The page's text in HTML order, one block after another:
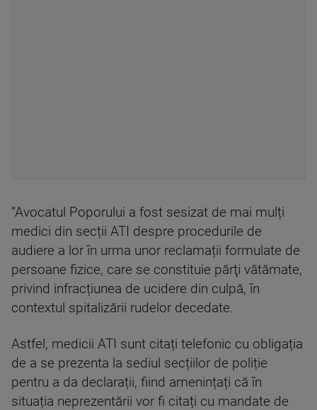
”Avocatul Poporului a fost sesizat de mai mulți
medici din secții ATI despre procedurile de
audiere a lor în urma unor reclamații formulate de
persoane fizice, care se constituie părţi vătămate,
privind infracțiunea de ucidere din culpă, în
contextul spitalizării rudelor decedate.
Astfel, medicii ATI sunt citați telefonic cu obligația
de a se prezenta la sediul secțiilor de poliție
pentru a da declarații, fiind amenințați că în
situația neprezentării vor fi citați cu mandate de